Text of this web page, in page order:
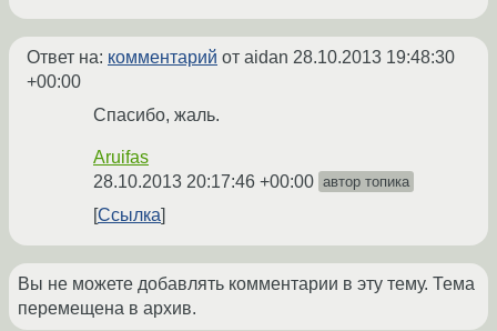
Ответ на: комментарий от aidan 28.10.2013 19:48:30
+00:00
Спасибо, жаль.
Aruifas
28.10.2013 20:17:46 +00:00 автор топика
Ссылка
Вы не можете добавлять комментарии в эту тему. Тема
перемещена в архив.